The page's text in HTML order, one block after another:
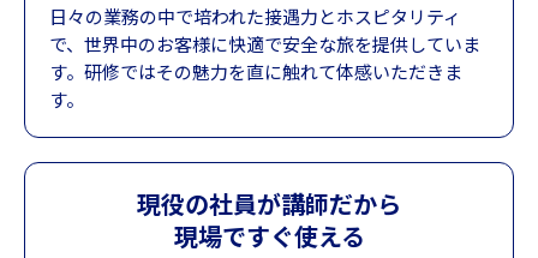
日々の業務の中で培われた接遇力とホスピタリティ
で、世界中のお客様に快適で安全な旅を提供していま
す。研修ではその魅力を直に触れて体感いただきま
す。
現役の社員が講師だから
現場ですぐ使える